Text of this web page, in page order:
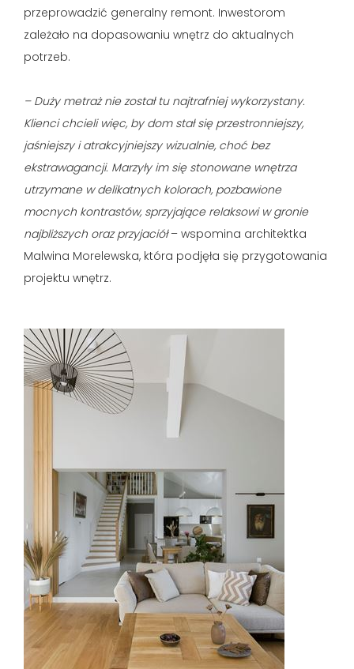
przeprowadzić generalny remont. Inwestorom
zależało na dopasowaniu wnętrz do aktualnych
potrzeb.
– Duży metraż nie został tu najtrafniej wykorzystany.
Klienci chcieli więc, by dom stał się przestronniejszy,
jaśniejszy i atrakcyjniejszy wizualnie, choć bez
ekstrawagancji. Marzyły im się stonowane wnętrza
utrzymane w delikatnych kolorach, pozbawione
mocnych kontrastów, sprzyjające relaksowi w gronie
najbliższych oraz przyjaciół– wspomina architektka
Malwina Morelewska, która podjęła się przygotowania
projektu wnętrz.